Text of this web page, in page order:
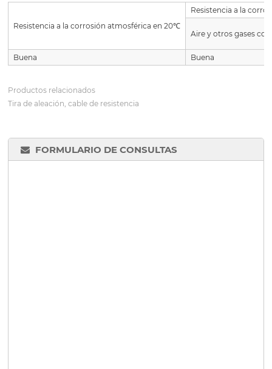
Resistencia a la corrosión atmosférica en 20℃
Resistencia a la
Aire y otros gases
Buena Buena
Productos relacionados
Tira de aleación, cable de resistencia
FORMULARIO DE CONSULTAS